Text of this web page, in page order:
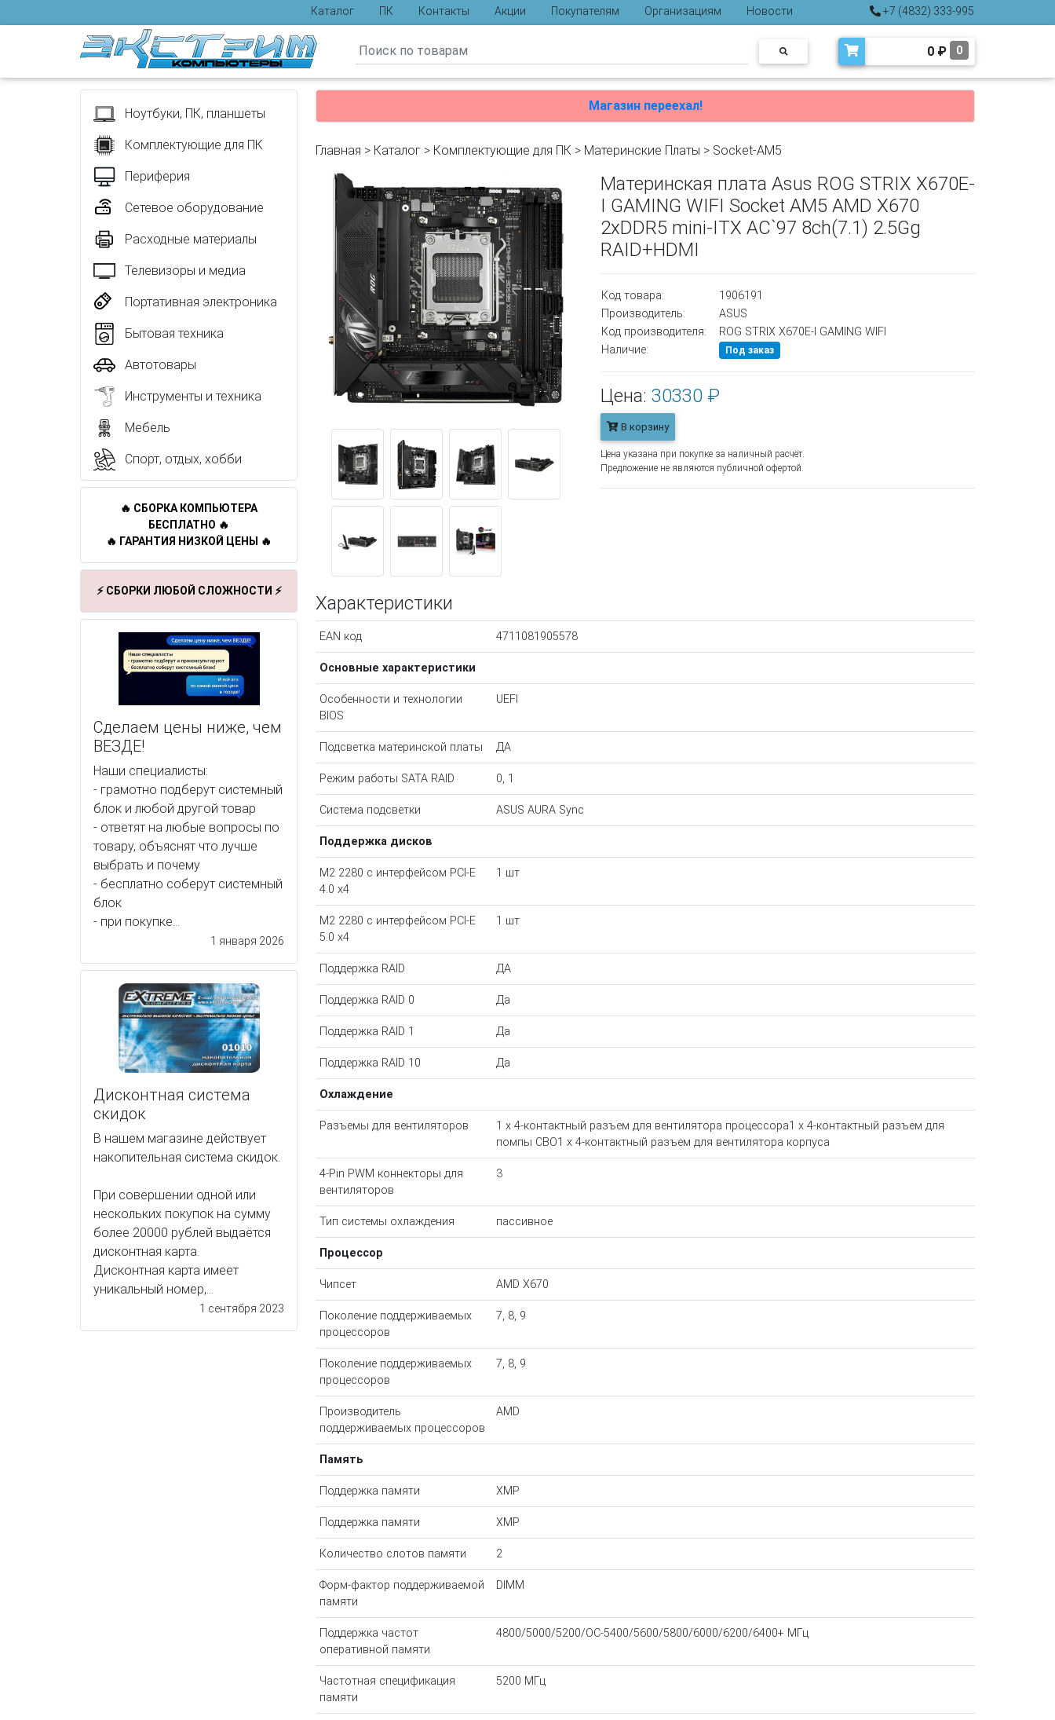
Каталог ПК Контакты Акции Покупателям Организациям
Новости
Отзывы
+7 (4832) 333-995
0 ₽ 0
Ноутбуки, ПК, планшеты
Комплектующие для ПК
Периферия
Сетевое оборудование
Расходные материалы
Телевизоры и медиа
Портативная электроника
Бытовая техника
Автотовары
Инструменты и техника
Мебель
Спорт, отдых, хобби
🔥 СБОРКА КОМПЬЮТЕРА
БЕСПЛАТНО 🔥
🔥 ГАРАНТИЯ НИЗКОЙ ЦЕНЫ 🔥
⚡ СБОРКИ ЛЮБОЙ СЛОЖНОСТИ ⚡
Сделаем цены ниже, чем
ВЕЗДЕ!
Наши специалисты:
- грамотно подберут системный
блок и любой другой товар
- ответят на любые вопросы по
товару, объяснят что лучше
выбрать и почему
- бесплатно соберут системный
блок
- при покупке...
1 января 2026
Дисконтная система
скидок
В нашем магазине действует
накопительная система скидок.
При совершении одной или
нескольких покупок на сумму
более 20000 рублей выдаётся
дисконтная карта.
Дисконтная карта имеет
уникальный номер,...
1 сентября 2023
Магазин переехал!
Главная > Каталог > Комплектующие для ПК > Материнские Платы > Socket-AM5
Материнская плата Asus ROG STRIX X670E-
I GAMING WIFI Socket AM5 AMD X670
2xDDR5 mini-ITX AC`97 8ch(7.1) 2.5Gg
RAID+HDMI
Код товара:
1906191
Производитель:
ASUS
Код производителя:
ROG STRIX X670E-I GAMING WIFI
Наличие:
Под заказ
Цена: 30330 ₽
В корзину
Цена указана при покупке за наличный расчёт.
Предложение не являются публичной офертой.
Характеристики
EAN код 4711081905578
Основные характеристики
Особенности и технологии
BIOS
UEFI
Подсветка материнской платы ДА
Режим работы SATA RAID 0, 1
Система подсветки ASUS AURA Sync
Поддержка дисков
M2 2280 с интерфейсом PCI-E
4.0 х4
1 шт
M2 2280 с интерфейсом PCI-E
5.0 х4
1 шт
Поддержка RAID ДА
Поддержка RAID 0 Да
Поддержка RAID 1 Да
Поддержка RAID 10 Да
Охлаждение
Разъемы для вентиляторов
1 x 4-контактный разъем для вентилятора процессора1 x 4-контактный разъем для
помпы СВО1 x 4-контактный разъем для вентилятора корпуса
4-Pin PWM коннекторы для
вентиляторов
3
Тип системы охлаждения пассивное
Процессор
Чипсет AMD X670
Поколение поддерживаемых
процессоров
7, 8, 9
Поколение поддерживаемых
процессоров
7, 8, 9
Производитель
поддерживаемых процессоров
AMD
Память
Поддержка памяти XMP
Поддержка памяти XMP
Количество слотов памяти 2
Форм-фактор поддерживаемой
памяти
DIMM
Поддержка частот
оперативной памяти
4800/5000/5200/OC-5400/5600/5800/6000/6200/6400+ МГц
Частотная спецификация
памяти
5200 МГц